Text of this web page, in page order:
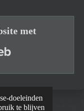
doeleinden
te blijven
met